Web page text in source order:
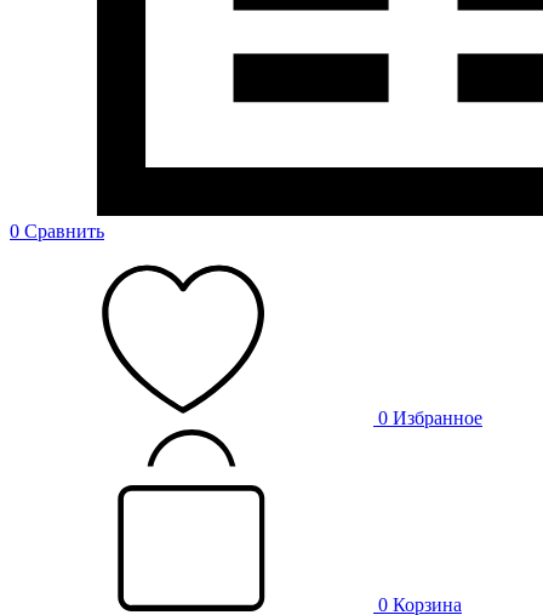
0 Сравнить
0 Избранное
0 Корзина